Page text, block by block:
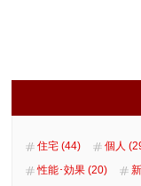
住宅 (44) 個人
性能･効果 (20)